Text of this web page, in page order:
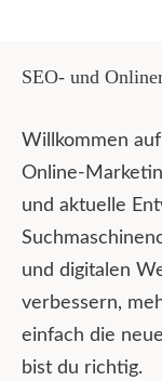
SEO- und
Willkommen
Online-
und aktuelle
und digitalen
verbessern,
einfach die
bist du richtig.